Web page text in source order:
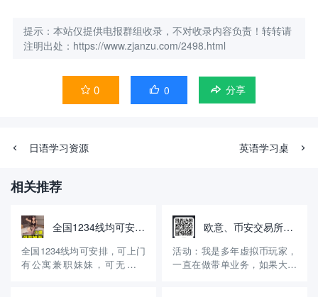
提示：本站仅提供电报群组收录，不对收录内容负责！转转请
注明出处：https://www.zjanzu.com/2498.html
 0  0 分享
日语学习资源 英语学习桌
相关推荐
全国1234线均可安排，无定金，先做后付自带公寓火鱼号:WE8866
全国1234线均可安排，可上门
有公寓兼职妹妹，可无套内
欧意、币安交易所邀请码，享受30%的返佣！
活动：我是多年虚拟币玩家，
一直在做带单业务，如果大家